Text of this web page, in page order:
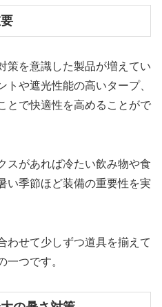
策を意識した製品が増えてい
トや遮光性能の高いタープ、
とで快適性を高めることがで
スがあれば冷たい飲み物や食
い季節ほど装備の重要性を実
わせて少しずつ道具を揃えて
一つです。